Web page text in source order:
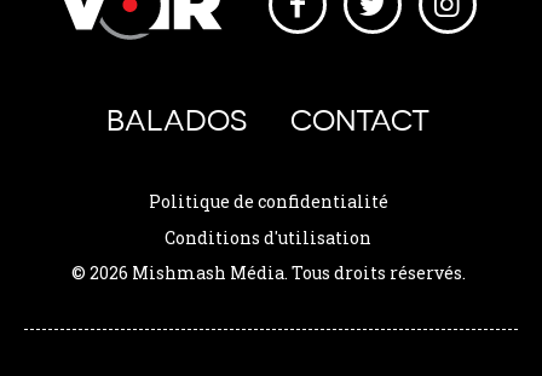
BALADOS CONTACT
Politique de confidentialité
Conditions d'utilisation
© 2026 Mishmash Média. Tous droits réservés.